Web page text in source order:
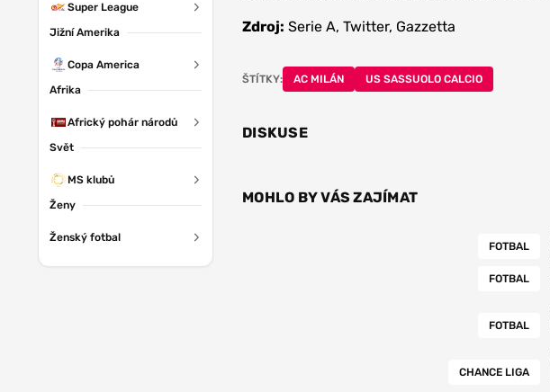
Super League
Jižní Amerika
Copa America
Afrika
Africký pohár národů
Svět
MS klubů
Ženy
Ženský fotbal
Zdroj: Serie A, Twitter, Gazzetta
ŠTÍTKY: AC MILÁN US SASSUOLO CALCIO
DISKUSE
MOHLO BY VÁS ZAJÍMAT
FOTBAL
FOTBAL
FOTBAL
CHANCE LIGA